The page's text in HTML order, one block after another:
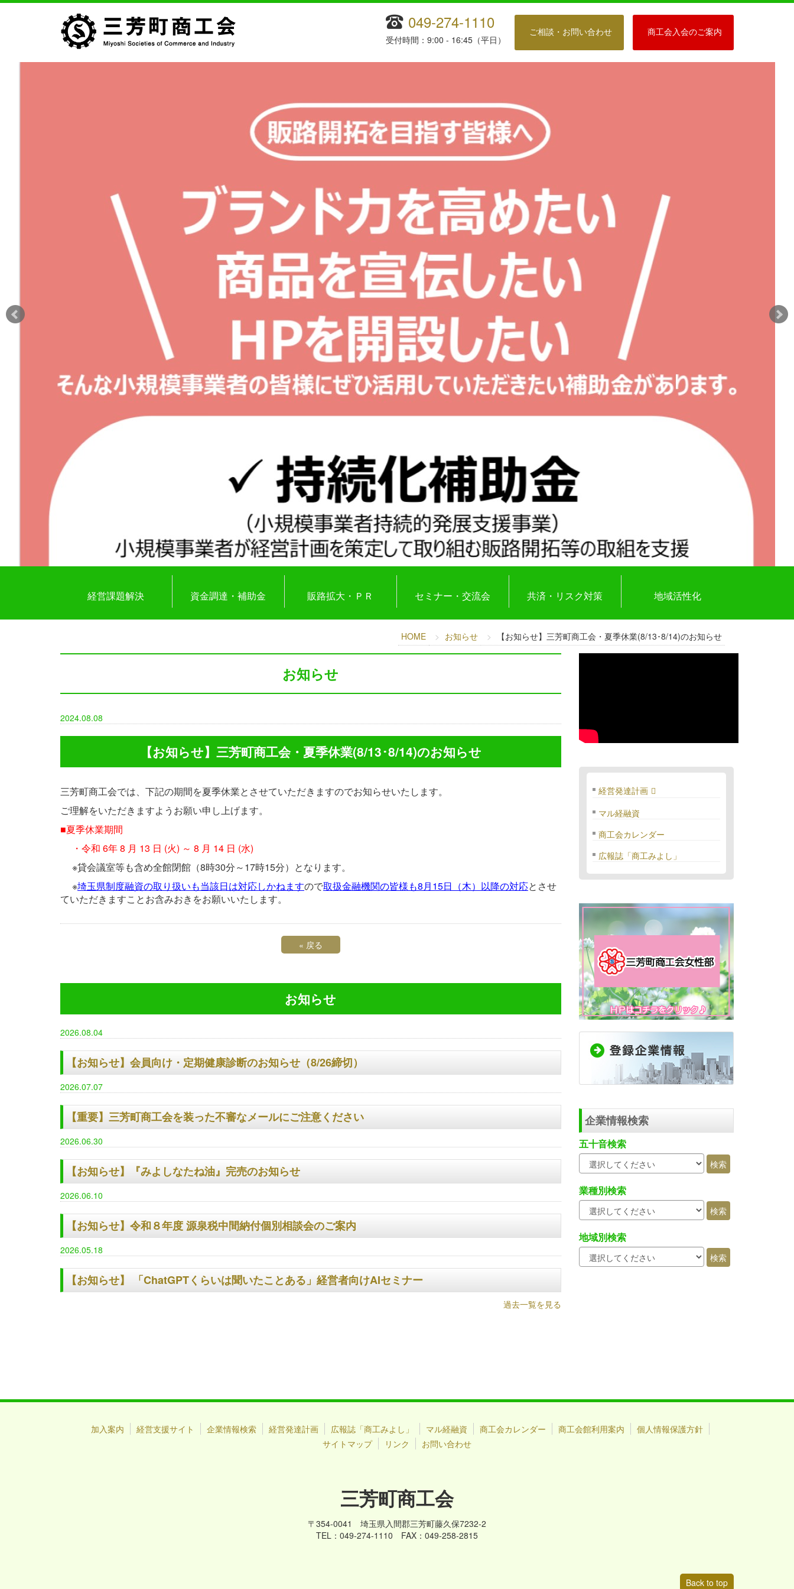
商工会入会のご案内
ご相談・お問い合わせ
049-274-1110
受付時間：9:00 - 16:45（平日）
経営課題解決 資金調達・補助金 販路拡大・ＰＲ セミナー・交流会 共済・リスク対策 地域活性化
HOME お知らせ 【お知らせ】三芳町商工会・夏季休業(8/13･8/14)のお知らせ
お知らせ
2024.08.08
【お知らせ】三芳町商工会・夏季休業(8/13･8/14)のお知らせ
三芳町商工会では、下記の期間を夏季休業とさせていただきますのでお知らせいたします。
ご理解をいただきますようお願い申し上げます。
■夏季休業期間
・令和 6年 8 月 13 日 (火) ～ 8 月 14 日 (水)
※貸会議室等も含め全館閉館（8時30分～17時15分）となります。
※埼玉県制度融資の取り扱いも当該日は対応しかねますので取扱金融機関の皆様も8月15日（木）以降の対応とさせ
ていただきますことお含みおきをお願いいたします。
« 戻る
お知らせ
2026.08.04
【お知らせ】会員向け・定期健康診断のお知らせ（8/26締切）
2026.07.07
【重要】三芳町商工会を装った不審なメールにご注意ください
2026.06.30
【お知らせ】『みよしなたね油』完売のお知らせ
2026.06.10
【お知らせ】令和８年度 源泉税中間納付個別相談会のご案内
2026.05.18
【お知らせ】 「ChatGPTくらいは聞いたことある」経営者向けAIセミナー
過去一覧を見る
経営発達計画
マル経融資
商工会カレンダー
広報誌「商工みよし」
企業情報検索
五十音検索
業種別検索
地域別検索
加入案内 経営支援サイト 企業情報検索 経営発達計画 広報誌「商工みよし」 マル経融資 商工会カレンダー 商工会館利用案内
個人情報保護方針
サイトマップ
リンク お問い合わせ
三芳町商工会
〒354-0041 埼玉県入間郡三芳町藤久保7232-2
TEL：049-274-1110 FAX：049-258-2815
Back to top